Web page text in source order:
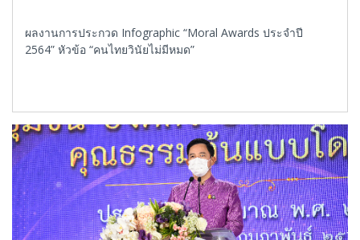
ผลงานการประกวด Infographic “Moral Awards ประจำปี
2564” หัวข้อ “คนไทยวินัยไม่มีหมด”